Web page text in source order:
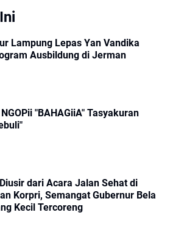
Lampung Lepas Yan Vandika
Ausbildung di Jerman
"BAHAGiiA" Tasyakuran
dari Acara Jalan Sehat di
Korpri, Semangat Gubernur Bela
Kecil Tercoreng